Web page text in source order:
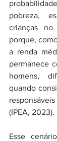
pobreza,
crianças
porque,
a renda
permanece
homens,
quando
(IPEA, 2023).
Esse